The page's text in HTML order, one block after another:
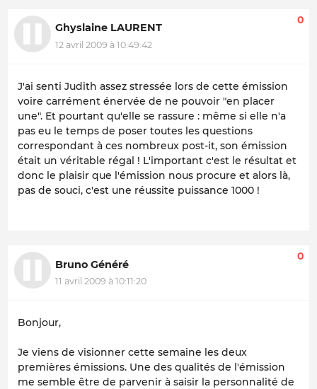
Ghyslaine LAURENT
12 avril 2009 à 10:49:42
0
J'ai senti Judith assez stressée lors de cette émission
voire carrément énervée de ne pouvoir "en placer
une". Et pourtant qu'elle se rassure : même si elle n'a
pas eu le temps de poser toutes les questions
correspondant à ces nombreux post-it, son émission
était un véritable régal ! L'important c'est le résultat et
donc le plaisir que l'émission nous procure et alors là,
pas de souci, c'est une réussite puissance 1000 !
Bruno Généré
11 avril 2009 à 10:11:20
0
Bonjour,
Je viens de visionner cette semaine les deux
premières émissions. Une des qualités de l'émission
me semble être de parvenir à saisir la personnalité de